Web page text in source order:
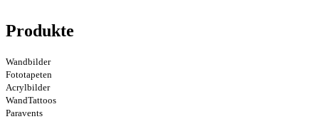
Produkte
Wandbilder
Fototapeten
Acrylbilder
WandTattoos
Paravents